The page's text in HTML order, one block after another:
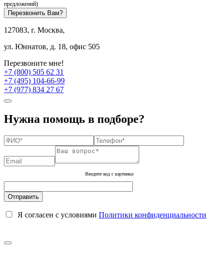
предложений)
Перезвонить Вам?
127083, г. Москва,
ул. Юннатов, д. 18, офис 505
Перезвоните мне!
+7 (800) 505 62 31
+7 (495) 104-66-99
+7 (977) 834 27 67
Нужна помощь в подборе?
Введите код с картинки
Я согласен с условиями Политики конфиденциальности